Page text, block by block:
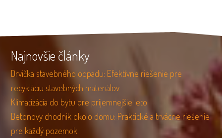
Najnovšie články
Drvička stavebného odpadu: Efektívne riešenie pre
recykláciu stavebných materiálov
Klimatizácia do bytu pre príjemnejšie leto
Betonovy chodnik okolo domu: Praktické a trvácne riešenie
pre každý pozemok